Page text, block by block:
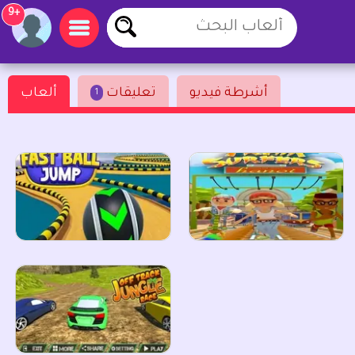
+9
ألعاب 1 تعليقات أشرطة فيديو